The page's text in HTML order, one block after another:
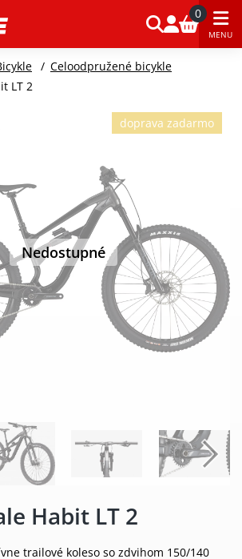
0
MENU
/ Celoodpružené bicykle
LT 2
Nedostupné
doprava zadarmo
Habit LT 2
trailové koleso so zdvihom 150/140